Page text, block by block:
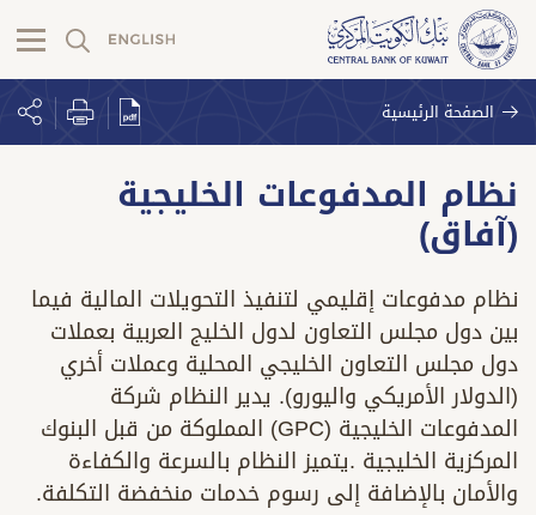
الصفحة الرئيسية
نظام المدفوعات الخليجية
(آفاق)
نظام مدفوعات إقليمي لتنفيذ التحويلات المالية فيما
بين دول مجلس التعاون لدول الخليج العربية بعملات
دول مجلس التعاون الخليجي المحلية وعملات أخري
(الدولار الأمريكي واليورو). يدير النظام شركة
المدفوعات الخليجية (GPC) المملوكة من قبل البنوك
المركزية الخليجية .يتميز النظام بالسرعة والكفاءة
والأمان بالإضافة إلى رسوم خدمات منخفضة التكلفة.